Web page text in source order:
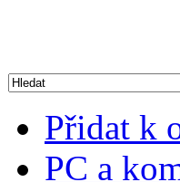
Přidat k
PC a